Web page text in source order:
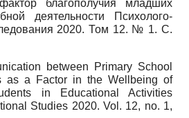
благополучия младших
деятельности Психолого-
2020. Том 12. № 1. С.
between Primary School
as a Factor in the Wellbeing of
in Educational Activities
Studies 2020.Vol. 12, no. 1,